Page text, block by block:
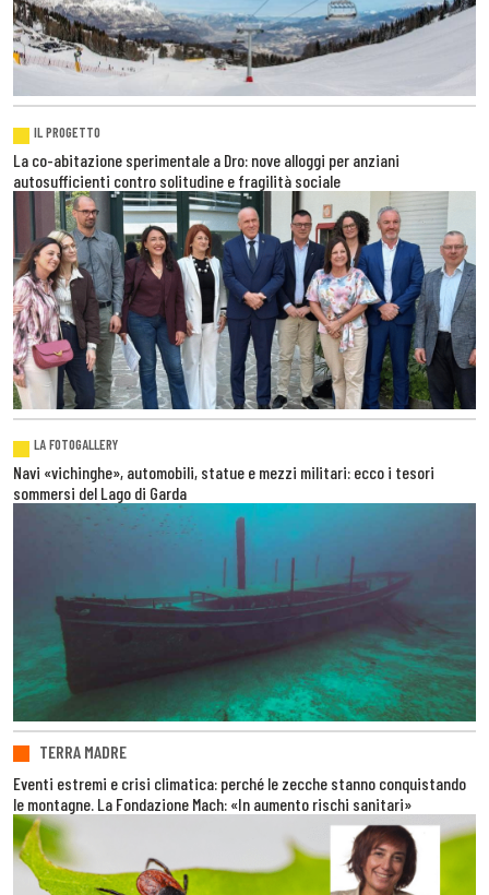
IL PROGETTO
La co-abitazione sperimentale a Dro: nove alloggi per anziani
autosufficienti contro solitudine e fragilità sociale
LA FOTOGALLERY
Navi «vichinghe», automobili, statue e mezzi militari: ecco i tesori
sommersi del Lago di Garda
TERRA MADRE
Eventi estremi e crisi climatica: perché le zecche stanno conquistando
le montagne. La Fondazione Mach: «In aumento rischi sanitari»